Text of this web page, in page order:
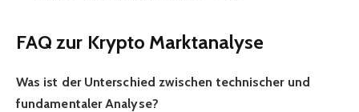
FAQ zur Krypto Marktanalyse
Was ist der Unterschied zwischen technischer und
fundamentaler Analyse?